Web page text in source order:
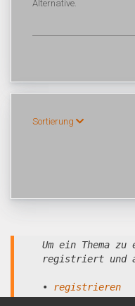
Alternative.
Sortierung
Um ein Thema
registriert und
• registrieren